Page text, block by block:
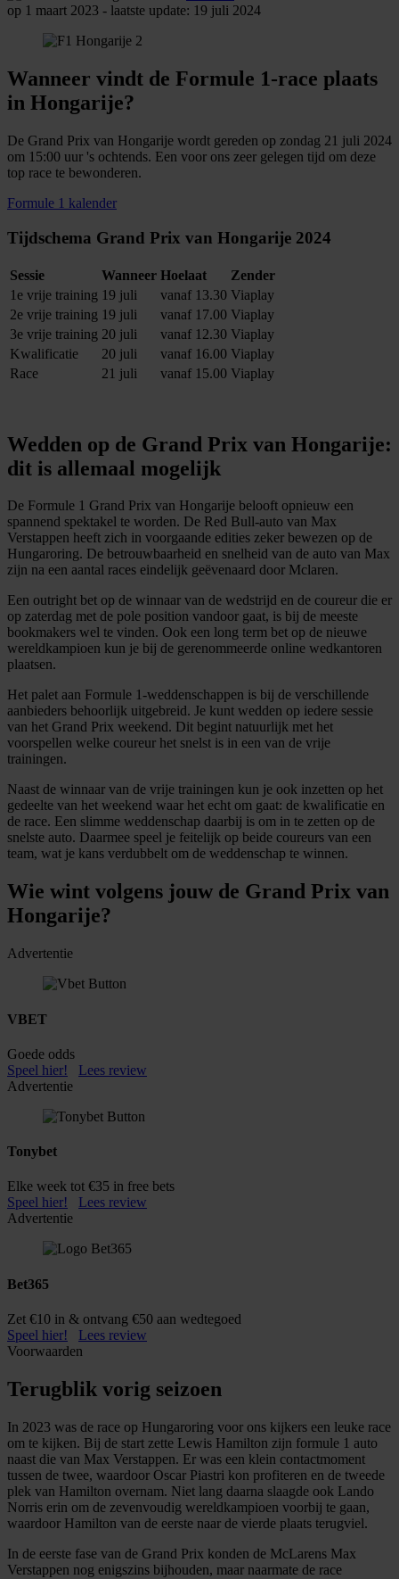
op 1 maart 2023 - laatste update: 19 juli 2024
Wanneer vindt de Formule 1-race plaats
in Hongarije?
De Grand Prix van Hongarije wordt gereden op zondag 21 juli 2024
om 15:00 uur 's ochtends. Een voor ons zeer gelegen tijd om deze
top race te bewonderen.
Formule 1 kalender
Tijdschema Grand Prix van Hongarije 2024
Sessie Wanneer Hoelaat
Zender
1e vrije training 19 juli vanaf 13.30 Viaplay
2e vrije training 19 juli vanaf 17.00 Viaplay
3e vrije training 20 juli vanaf 12.30 Viaplay
Kwalificatie
20 juli vanaf 16.00 Viaplay
Race
21 juli vanaf 15.00 Viaplay
Wedden op de Grand Prix van Hongarije:
dit is allemaal mogelijk
De Formule 1 Grand Prix van Hongarije belooft opnieuw een
spannend spektakel te worden. De Red Bull-auto van Max
Verstappen heeft zich in voorgaande edities zeker bewezen op de
Hungaroring. De betrouwbaarheid en snelheid van de auto van Max
zijn na een aantal races eindelijk geëvenaard door Mclaren.
Een outright bet op de winnaar van de wedstrijd en de coureur die er
op zaterdag met de pole position vandoor gaat, is bij de meeste
bookmakers wel te vinden. Ook een long term bet op de nieuwe
wereldkampioen kun je bij de gerenommeerde online wedkantoren
plaatsen.
Het palet aan Formule 1-weddenschappen is bij de verschillende
aanbieders behoorlijk uitgebreid. Je kunt wedden op iedere sessie
van het Grand Prix weekend. Dit begint natuurlijk met het
voorspellen welke coureur het snelst is in een van de vrije
trainingen.
Naast de winnaar van de vrije trainingen kun je ook inzetten op het
gedeelte van het weekend waar het echt om gaat: de kwalificatie en
de race. Een slimme weddenschap daarbij is om in te zetten op de
snelste auto. Daarmee speel je feitelijk op beide coureurs van een
team, wat je kans verdubbelt om de weddenschap te winnen.
Wie wint volgens jouw de Grand Prix van
Hongarije?
Advertentie
VBET
Goede odds
Speel hier!
Lees review
Advertentie
Tonybet
Elke week tot €35 in free bets
Speel hier!
Lees review
Advertentie
Bet365
Zet €10 in & ontvang €50 aan wedtegoed
Speel hier!
Lees review
Voorwaarden
Terugblik vorig seizoen
In 2023 was de race op Hungaroring voor ons kijkers een leuke race
om te kijken. Bij de start zette Lewis Hamilton zijn formule 1 auto
naast die van Max Verstappen. Er was een klein contactmoment
tussen de twee, waardoor Oscar Piastri kon profiteren en de tweede
plek van Hamilton overnam. Niet lang daarna slaagde ook Lando
Norris erin om de zevenvoudig wereldkampioen voorbij te gaan,
waardoor Hamilton van de eerste naar de vierde plaats terugviel.
In de eerste fase van de Grand Prix konden de McLarens Max
Verstappen nog enigszins bijhouden, maar naarmate de race